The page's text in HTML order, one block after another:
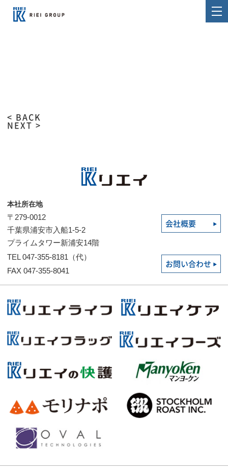
< BACK
NEXT >
本社所在地
〒279-0012
千葉県浦安市入船1-5-2
プライムタワー新浦安14階
会社概要
TEL 047-355-8181（代）
FAX 047-355-8041
お問い合わせ